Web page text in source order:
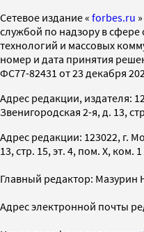
Cетевое издание « forbes.ru
службой по надзору в
технологий и массовых
номер и дата принятия
ФС77-82431 от 23 декабря
Адрес редакции, издателя:
Звенигородская 2-я, д. 13,
Адрес редакции: 123022, г.
13, стр. 15, эт. 4, пом. X, ком. 1
Главный редактор: Мазурин
Адрес электронной почты